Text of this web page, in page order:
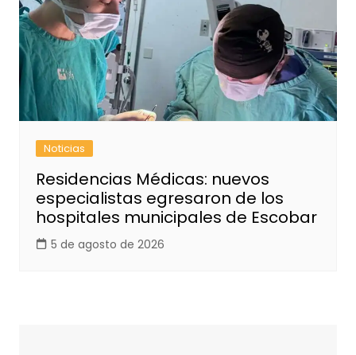
Noticias
Residencias Médicas: nuevos
especialistas egresaron de los
hospitales municipales de Escobar
5 de agosto de 2026